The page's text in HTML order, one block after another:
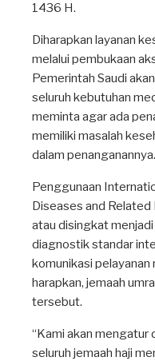
1436 H.
Diharapkan layanan
melalui pembukaan
Pemerintah Saudi
seluruh kebutuhan
meminta agar ada
memiliki masalah
dalam penanganannya.
Penggunaan
Diseases and
atau disingkat
diagnostik standar
komunikasi pelayanan
harapkan, jemaah
tersebut.
“Kami akan mengatur
seluruh jemaah haji